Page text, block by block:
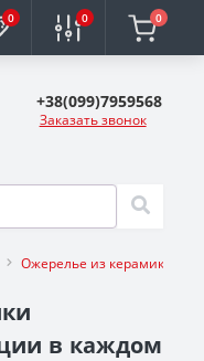
0 0 0
+38(099)7959568
Заказать звонок
Ожерелье из керамики
в каждом